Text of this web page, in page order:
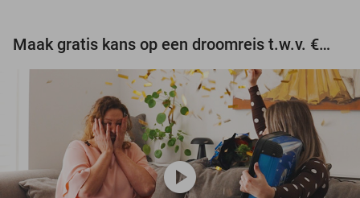
Maak gratis kans op een droomreis t.w.v. €3.000!
play_circle